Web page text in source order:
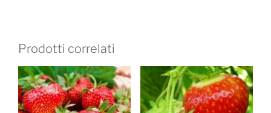
Prodotti correlati